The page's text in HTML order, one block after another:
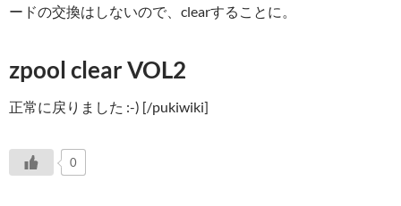
ードの交換はしないので、clearすることに。
zpool clear VOL2
正常に戻りました :-) [/pukiwiki]
0